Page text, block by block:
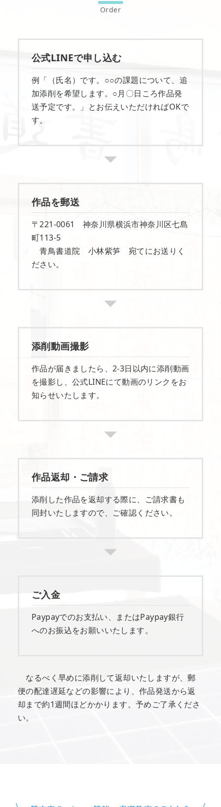
公式LINEで申し込む
例「（氏名）です。○○の課題について、追
加添削を希望します。○月〇日ころ作品発
送予定です。」とお伝えいただければOKで
す。
作品を郵送
〒221-0061 神奈川県横浜市神奈川区七島
町113-5
青鳥書道院 小林紫笋 宛てにお送りく
ださい。
添削動画撮影
作品が届きましたら、2-3日以内に添削動画
を撮影し、公式LINEにて動画のリンクをお
知らせいたします。
作品返却・ご請求
添削した作品を返却する際に、ご請求書も
同封いたしますので、ご確認ください。
ご入金
Paypayでのお支払い、またはPaypay銀行
へのお振込をお願いいたします。
なるべく早めに添削して返却いたしますが、郵
便の配達遅延などの影響により、作品発送から返
却まで約1週間ほどかかります。予めご了承くださ
い。